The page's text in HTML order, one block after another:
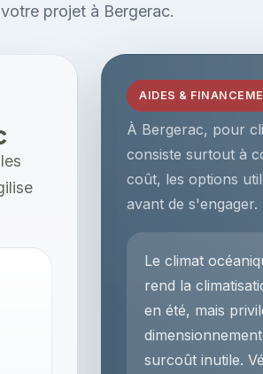
projet à Bergerac.
AIDES &
À Bergerac, pour
consiste surtout à
coût, les options
avant de s'engager.
Le climat
rend la
en été, mais
surcoût inutile.